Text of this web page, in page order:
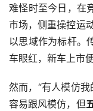
难怪时至今日，在
市场，侧重操控运
以思域作为标杆。
车眼红，新车上市
然而，“有人模仿
容易跟风模仿，但